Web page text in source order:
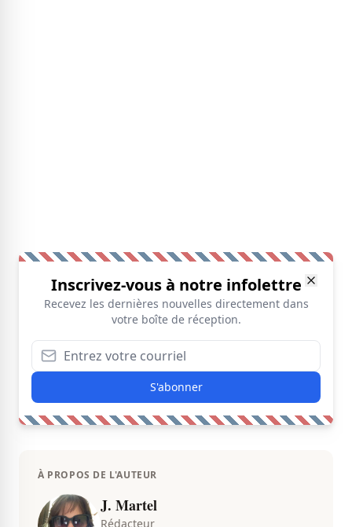
Inscrivez-vous à notre infolettre
Recevez les dernières nouvelles directement dans
votre boîte de réception.
S'abonner
À PROPOS DE L'AUTEUR
J. Martel
Rédacteur